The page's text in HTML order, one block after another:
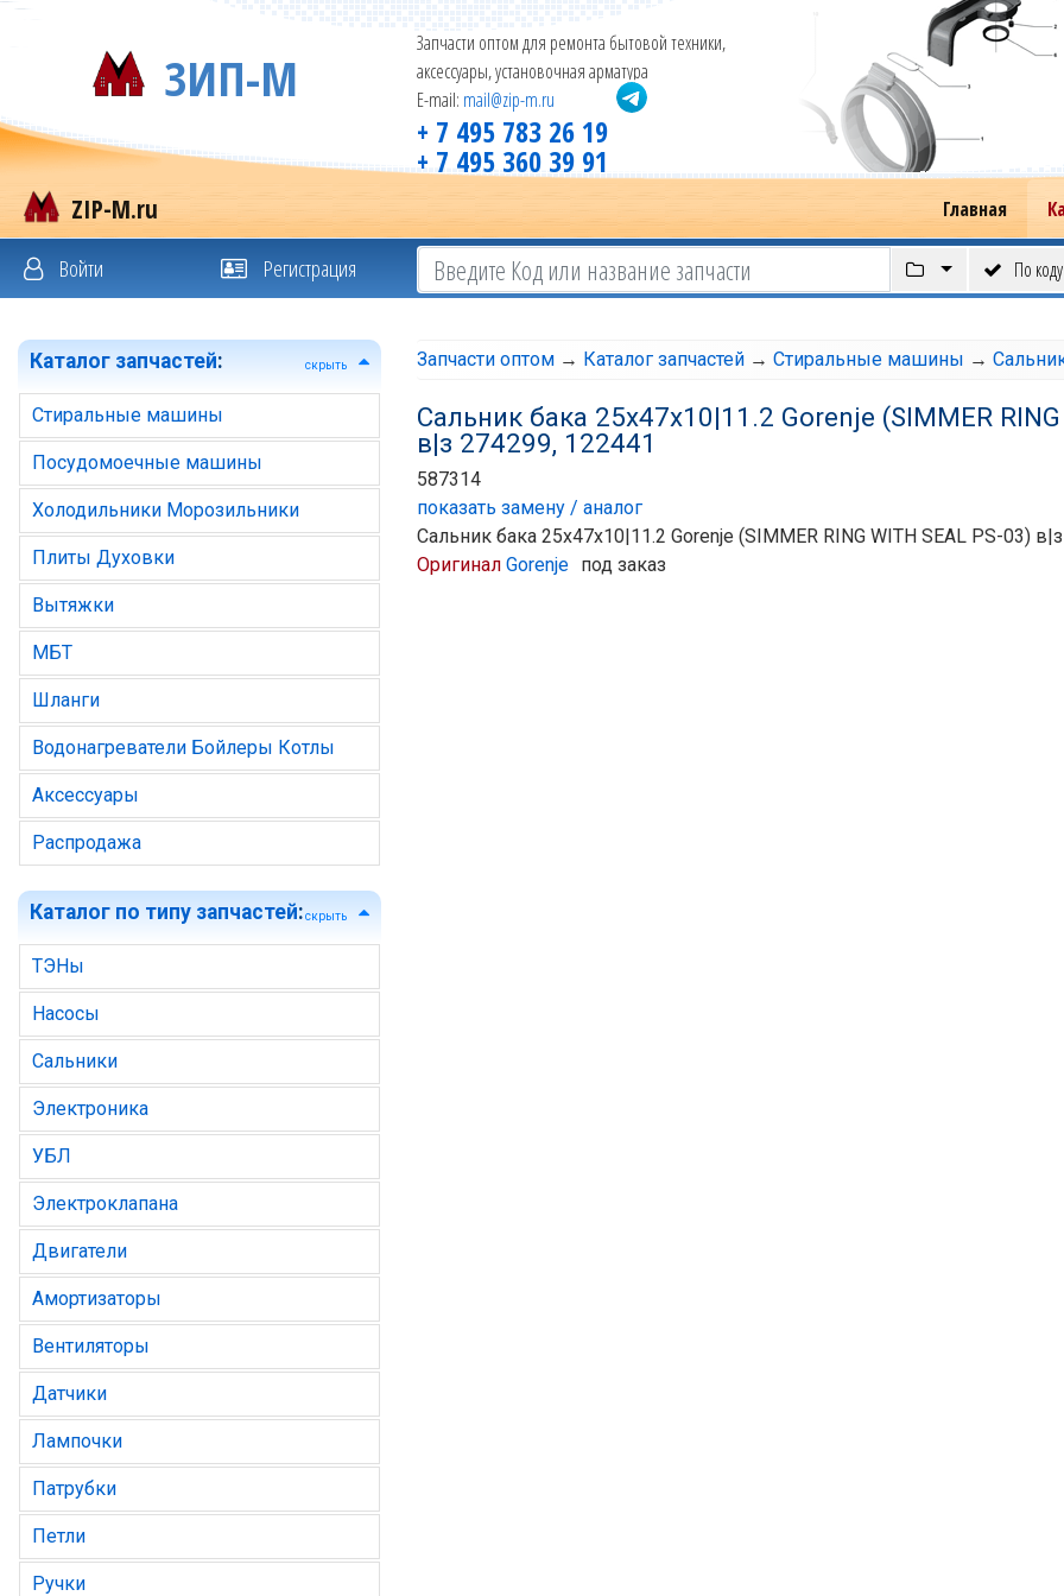
ЗИП-М
Запчасти оптом для ремонта бытовой техники,
аксессуары, установочная арматура
E-mail: mail@zip-m.ru
+ 7 495 783 26 19
+ 7 495 360 39 91
ZIP-M.ru Главная
Войти Регистрация По коду
Каталог запчастей: скрыть
Стиральные машины
Посудомоечные машины
Холодильники Морозильники
Плиты Духовки
Вытяжки
МБТ
Шланги
Водонагреватели Бойлеры Котлы
Аксессуары
Распродажа
Каталог по типу запчастей:скрыть
ТЭНы
Насосы
Сальники
Электроника
УБЛ
Электроклапана
Двигатели
Амортизаторы
Вентиляторы
Датчики
Лампочки
Патрубки
Петли
Ручки
Запчасти оптом → Каталог запчастей → Стиральные машины →
Сальник бака 25х47х10|11.2 Gorenje (SIMMER
в|з 274299, 122441
587314
показать замену / аналог
Сальник бака 25х47х10|11.2 Gorenje (SIMMER RING WITH SEAL PS-03)
Оригинал Gorenje под заказ